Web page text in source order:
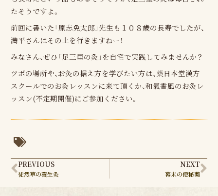
たそうですよ。
前回に書いた「原志免太郎」先生も１０８歳の長寿でしたが、
満平さんはその上を行きますねー！
みなさん、ぜひ「足三里の灸」を自宅で実践してみませんか？
ツボの場所や、お灸の据え方を学びたい方は、薬日本堂漢方
スクールでのお灸レッスンに来て頂くか、和氣香風のお灸レ
ッスン(不定期開催)にご参加ください。
Prev
PREVIOUS
徒然草の養生灸
NEXT
幕末の便秘薬